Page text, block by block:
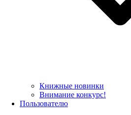
Книжные новинки
Внимание конкурс!
Пользователю